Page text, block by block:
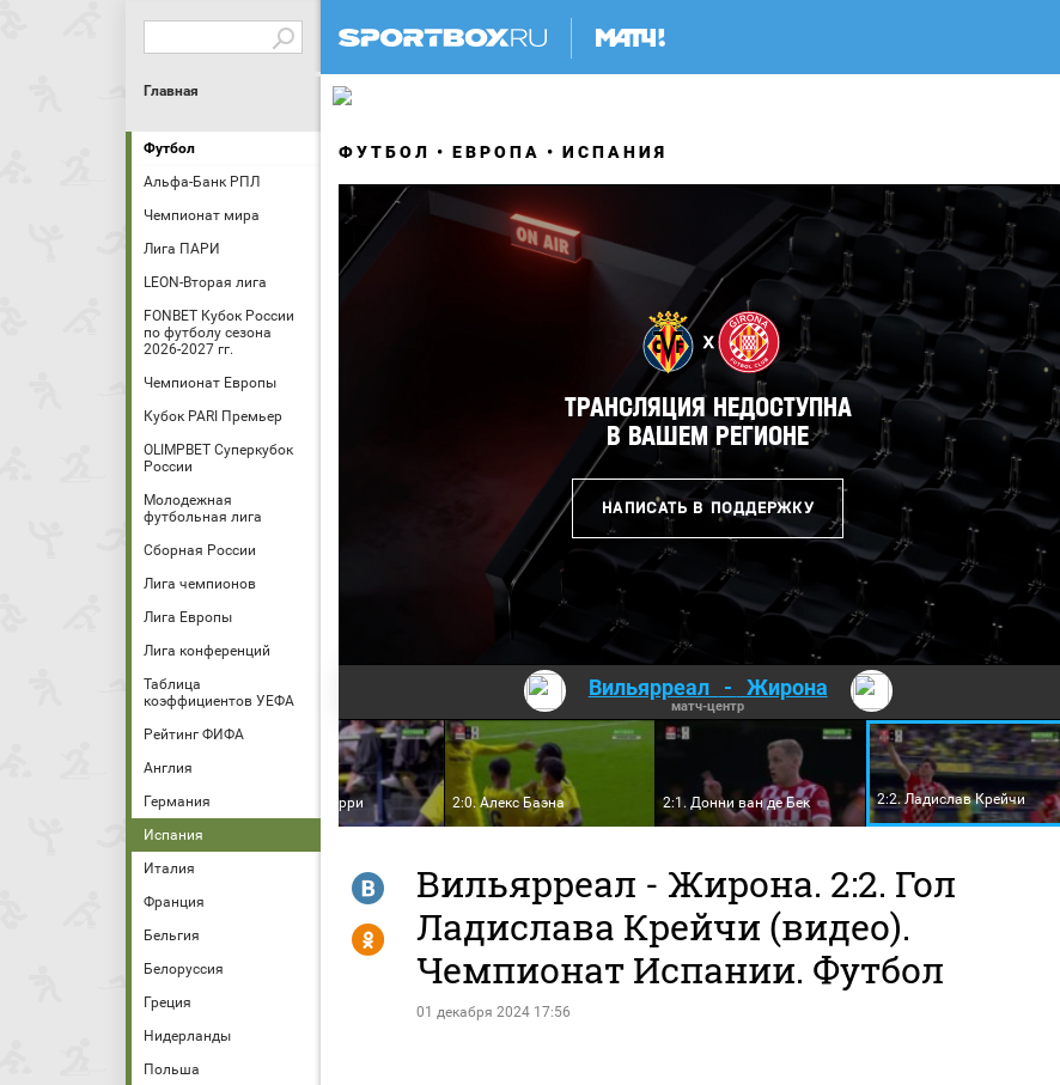
Главная
Футбол
Альфа-Банк РПЛ
Чемпионат мира
Лига ПАРИ
LEON-Вторая лига
FONBET Кубок России
по футболу сезона
2026-2027 гг.
Чемпионат Европы
Кубок PARI Премьер
OLIMPBET Суперкубок
России
Молодежная
футбольная лига
Сборная России
Лига чемпионов
Лига Европы
Лига конференций
Таблица
коэффициентов УЕФА
Рейтинг ФИФА
Англия
Германия
Испания
Италия
Франция
Бельгия
Белоруссия
Греция
Нидерланды
Польша
ФУТБОЛ ЕВРОПА ИСПАНИЯ
Вильярреал - Жирона
матч-центр
1:0. Тьерно Барри 2:0. Алекс Баэна 2:1. Донни ван де Бек 2:2. Ладислав Крейчи
Вильярреал - Жирона. 2:2. Гол
Ладислава Крейчи (видео).
Чемпионат Испании. Футбол
01 декабря 2024 17:56
R
Y